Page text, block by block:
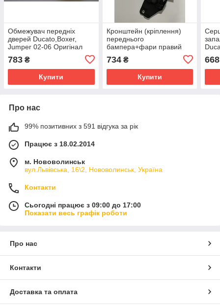
Обмежувач передніх
дверей Ducato,Boxer,
Jumper 02-06 Оригінал
783 ₴
Купити
Кронштейн (кріплення)
переднього
бампера+фари правий
Ducato Boxer Jumper 14-
734₴
Купити
668
Про нас
99% позитивних з 591 відгука за рік
Працює з 18.02.2014
м. Нововолинськ
вул.Львівська, 16\2, Нововолинськ, Україна
Контакти
Сьогодні працює з 09:00 до 17:00
Показати весь графік роботи
Про нас
Контакти
Доставка та оплата